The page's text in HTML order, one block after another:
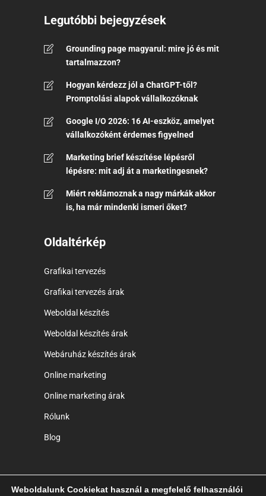
Legutóbbi bejegyzések
Grounding page magyarul: mire jó és mit
tartalmazzon?
Hogyan kérdezz jól a ChatGPT-től?
Promptolási alapok vállalkozóknak
Google I/O 2026: 16 AI-eszköz, amelyet
vállalkozóként érdemes figyelned
Marketing brief készítése lépésről
lépésre: mit adj át a marketingesnek?
Miért reklámoznak a nagy márkák akkor
is, ha már mindenki ismeri őket?
Oldaltérkép
Grafikai tervezés
Grafikai tervezés árak
Weboldal készítés
Weboldal készítés árak
Webáruház készítés árak
Online marketing
Online marketing árak
Rólunk
Blog
Weboldalunk Cookiekat használ a megfelelő felhasználói